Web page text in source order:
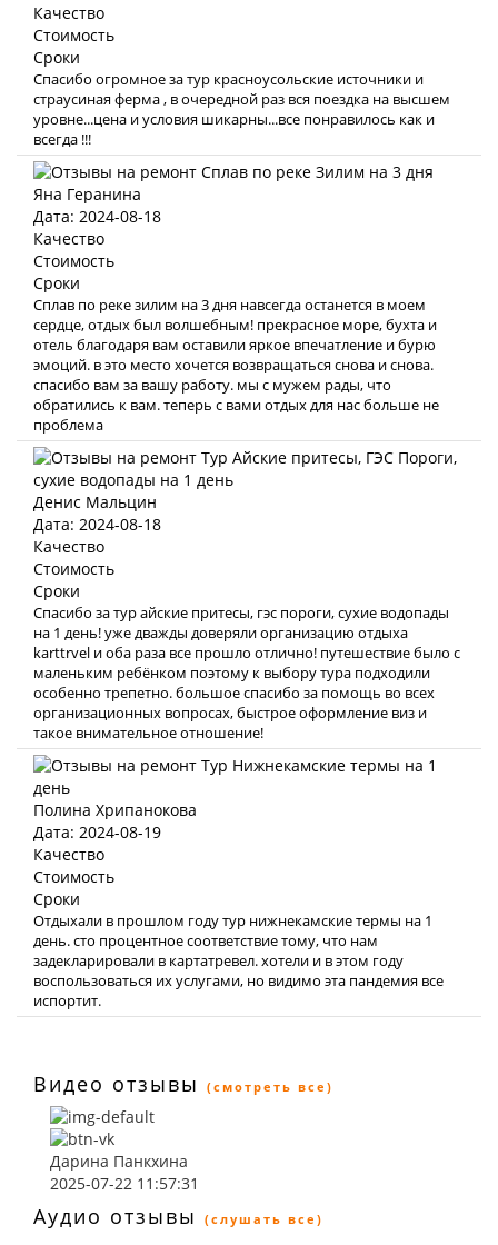
Качество
Стоимость
Сроки
Спасибо огромное за тур красноусольские источники и
страусиная ферма , в очередной раз вся поездка на высшем
уровне...цена и условия шикарны...все понравилось как и
всегда !!!
Яна Геранина
Дата: 2024-08-18
Качество
Стоимость
Сроки
Сплав по реке зилим на 3 дня навсегда останется в моем
сердце, отдых был волшебным! прекрасное море, бухта и
отель благодаря вам оставили яркое впечатление и бурю
эмоций. в это место хочется возвращаться снова и снова.
спасибо вам за вашу работу. мы с мужем рады, что
обратились к вам. теперь с вами отдых для нас больше не
проблема
Денис Мальцин
Дата: 2024-08-18
Качество
Стоимость
Сроки
Спасибо за тур айские притесы, гэс пороги, сухие водопады
на 1 день! уже дважды доверяли организацию отдыха
karttrvel и оба раза все прошло отлично! путешествие было с
маленьким ребёнком поэтому к выбору тура подходили
особенно трепетно. большое спасибо за помощь во всех
организационных вопросах, быстрое оформление виз и
такое внимательное отношение!
Полина Хрипанокова
Дата: 2024-08-19
Качество
Стоимость
Сроки
Отдыхали в прошлом году тур нижнекамские термы на 1
день. сто процентное соответствие тому, что нам
задекларировали в картатревел. хотели и в этом году
воспользоваться их услугами, но видимо эта пандемия все
испортит.
Видео отзывы (смотреть все)
Дарина Панкхина
2025-07-22 11:57:31
Аудио отзывы (слушать все)